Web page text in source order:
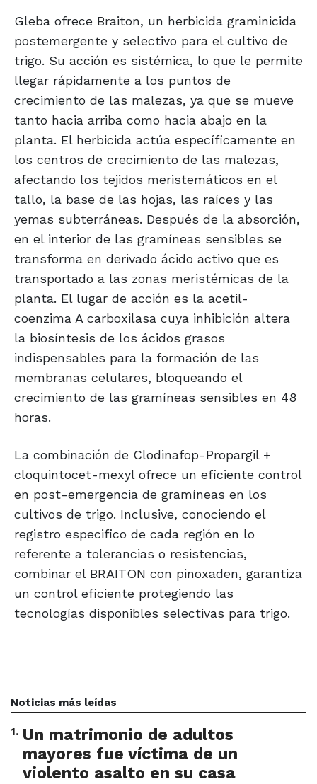
Gleba ofrece Braiton, un herbicida graminicida
postemergente y selectivo para el cultivo de
trigo. Su acción es sistémica, lo que le permite
llegar rápidamente a los puntos de
crecimiento de las malezas, ya que se mueve
tanto hacia arriba como hacia abajo en la
planta. El herbicida actúa específicamente en
los centros de crecimiento de las malezas,
afectando los tejidos meristemáticos en el
tallo, la base de las hojas, las raíces y las
yemas subterráneas. Después de la absorción,
en el interior de las gramíneas sensibles se
transforma en derivado ácido activo que es
transportado a las zonas meristémicas de la
planta. El lugar de acción es la acetil-
coenzima A carboxilasa cuya inhibición altera
la biosíntesis de los ácidos grasos
indispensables para la formación de las
membranas celulares, bloqueando el
crecimiento de las gramíneas sensibles en 48
horas.
La combinación de Clodinafop-Propargil +
cloquintocet-mexyl ofrece un eficiente control
en post-emergencia de gramíneas en los
cultivos de trigo. Inclusive, conociendo el
registro especifico de cada región en lo
referente a tolerancias o resistencias,
combinar el BRAITON con pinoxaden, garantiza
un control eficiente protegiendo las
tecnologías disponibles selectivas para trigo.
Noticias más leídas
1. Un matrimonio de adultos
mayores fue víctima de un
violento asalto en su casa